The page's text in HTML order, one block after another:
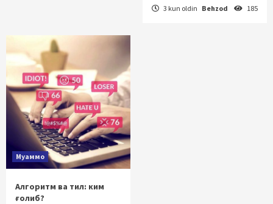
3 kun oldin Behzod 185
Муаммо
Алгоритм ва тил: ким
ғолиб?